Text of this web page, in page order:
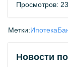
Просмотров:
Метки:Ипотека
Новости